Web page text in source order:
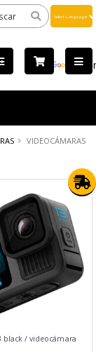
by
VIDEOCÁMARAS
black / videocámara